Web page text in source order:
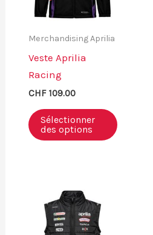
Merchandising Aprilia
Veste Aprilia
Racing
CHF109.00
Sélectionner
des options